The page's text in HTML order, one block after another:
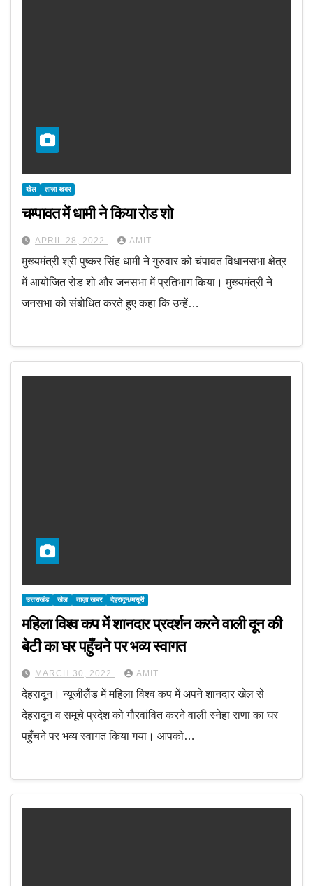
खेल ताज़ा खबर
चम्पावत में धामी ने किया रोड शो
APRIL 28, 2022 AMIT
मुख्यमंत्री श्री पुष्कर सिंह धामी ने गुरुवार को चंपावत विधानसभा क्षेत्र
में आयोजित रोड शो और जनसभा में प्रतिभाग किया। मुख्यमंत्री ने
जनसभा को संबोधित करते हुए कहा कि उन्हें…
उत्तराखंड खेल ताज़ा खबर देहरादून/मसूरी
महिला विश्व कप में शानदार प्रदर्शन करने वाली दून की
बेटी का घर पहुँचने पर भव्य स्वागत
MARCH 30, 2022 AMIT
देहरादून। न्यूजीलैंड में महिला विश्व कप में अपने शानदार खेल से
देहरादून व समूचे प्रदेश को गौरवांवित करने वाली स्नेहा राणा का घर
पहुँचने पर भव्य स्वागत किया गया। आपको…